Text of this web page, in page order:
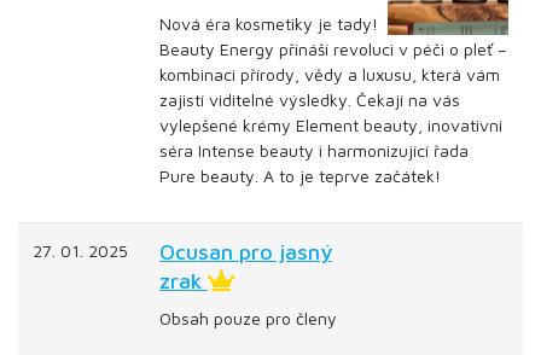
Nová éra kosmetiky je tady!
Beauty Energy přináší revoluci v péči o pleť –
kombinaci přírody, vědy a luxusu, která vám
zajistí viditelné výsledky. Čekají na vás
vylepšené krémy Element beauty, inovativní
séra Intense beauty i harmonizující řada
Pure beauty. A to je teprve začátek!
27. 01. 2025
Ocusan pro jasný
zrak
Obsah pouze pro členy